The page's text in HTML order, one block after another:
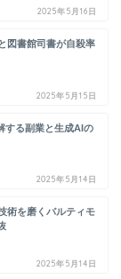
2025年5月16日
図書館司書が自殺率
2025年5月15日
する副業と生成AIの
2025年5月14日
術を磨くバルティモ
2025年5月14日